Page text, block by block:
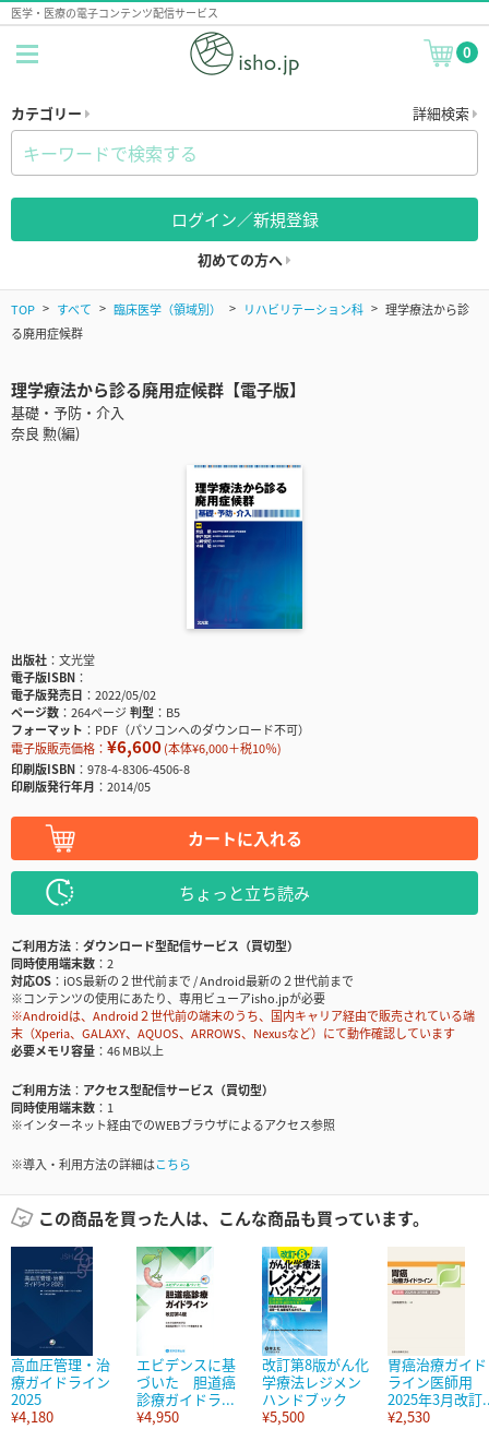
医学・医療の電子コンテンツ配信サービス
0
カテゴリー 詳細検索
ログイン／新規登録
初めての方へ
TOP すべて 臨床医学（領域別） リハビリテーション科
理学療法から診
る廃用症候群
理学療法から診る廃用症候群【電子版】
基礎・予防・介入
奈良 勲(編)
出版社
文光堂
電子版ISBN
電子版発売日
2022/05/02
ページ数
264ページ判型
B5
フォーマット
PDF（パソコンへのダウンロード不可）
電子版販売価格： ¥6,600(本体¥6,000＋税10％)
印刷版ISBN
978-4-8306-4506-8
印刷版発行年月
2014/05
カートに入れる
ちょっと立ち読み
ご利用方法
ダウンロード型配信サービス（買切型）
同時使用端末数
2
対応OS
iOS最新の２世代前まで / Android最新の２世代前まで
※コンテンツの使用にあたり、専用ビューアisho.jpが必要
※Androidは、Android２世代前の端末のうち、国内キャリア経由で販売されている端
末（Xperia、GALAXY、AQUOS、ARROWS、Nexusなど）にて動作確認しています
必要メモリ容量
46 MB以上
ご利用方法
アクセス型配信サービス（買切型）
同時使用端末数
1
※インターネット経由でのWEBブラウザによるアクセス参照
※導入・利用方法の詳細はこちら
この商品を買った人は、こんな商品も買っています。
高血圧管理・治
療ガイドライン
2025
¥4,180
エビデンスに基
づいた 胆道癌
診療ガイドラ...
¥4,950
改訂第8版がん化
学療法レジメン
ハンドブック
¥5,500
胃癌治療ガイド
ライン医師用
2025年3月改訂
¥2,530